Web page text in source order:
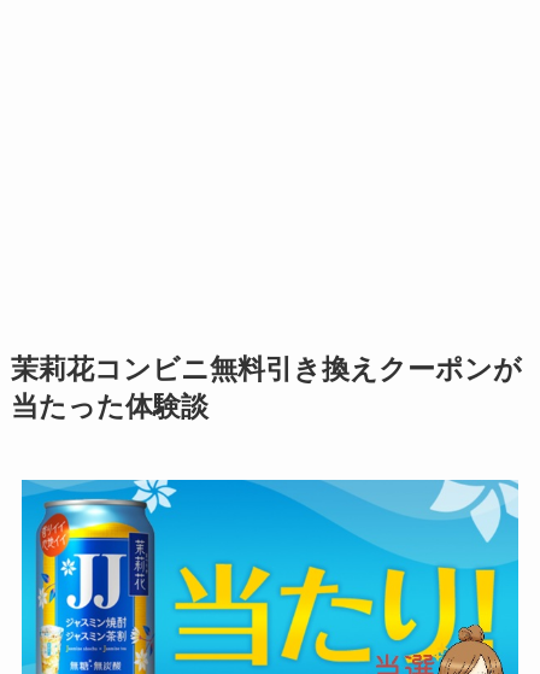
茉莉花コンビニ無料引き換えクーポンが
当たった体験談